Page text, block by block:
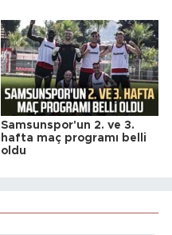
Samsunspor'un 2. ve 3.
hafta maç programı belli
oldu